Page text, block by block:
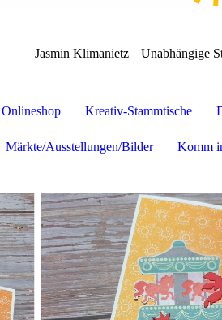
Jasmin Klimanietz Unabhängige
Kreativ-Stammtische
Märkte/Ausstellungen/Bilder Komm